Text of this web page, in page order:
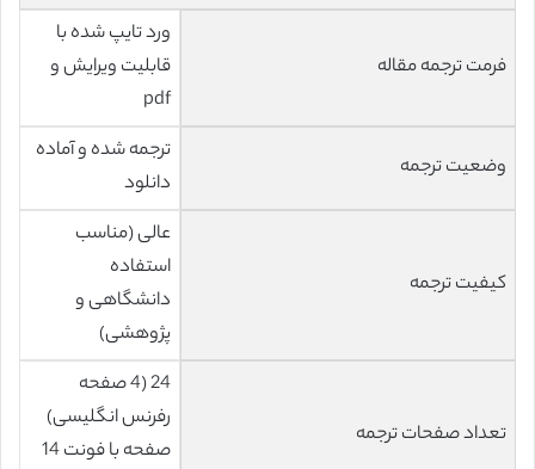
فرمت ترجمه مقاله
ورد تایپ شده با
قابلیت ویرایش و
pdf
وضعیت ترجمه
ترجمه شده و آماده
دانلود
کیفیت ترجمه
عالی (مناسب
استفاده
دانشگاهی و
پژوهشی)
تعداد صفحات ترجمه
24 (4 صفحه
رفرنس انگلیسی)
صفحه با فونت 14